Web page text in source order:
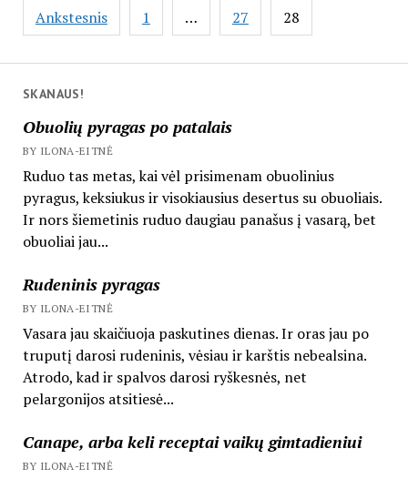
SKANAUS!
Obuolių pyragas po patalais
BY ILONA-EITNĖ
Ruduo tas metas, kai vėl prisimenam obuolinius
pyragus, keksiukus ir visokiausius desertus su obuoliais.
Ir nors šiemetinis ruduo daugiau panašus į vasarą, bet
obuoliai jau...
Rudeninis pyragas
BY ILONA-EITNĖ
Vasara jau skaičiuoja paskutines dienas. Ir oras jau po
truputį darosi rudeninis, vėsiau ir karštis nebealsina.
Atrodo, kad ir spalvos darosi ryškesnės, net
pelargonijos atsitiesė...
Canape, arba keli receptai vaikų gimtadieniui
BY ILONA-EITNĖ
Įrašų
puslapiavimas
Ankstesnis 1 … 27 28